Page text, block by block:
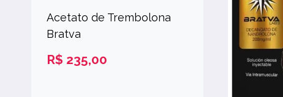
Acetato de Trembolona
Bratva
R$ 235,00